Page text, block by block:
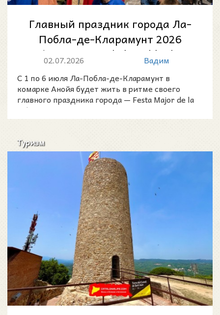
Главный праздник города Ла-
Побла-де-Кларамунт 2026
(Festa Major de la Pobla de
Claramunt):...
02.07.2026
Вадим
С 1 по 6 июля Ла-Побла-де-Кларамунт в
комарке Анойя будет жить в ритме своего
главного праздника города — Festa Major de la
Pobla de Claramunt 2
Туризм